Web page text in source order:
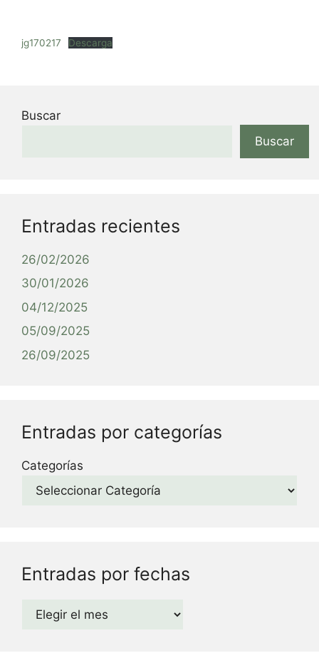
jg170217 Descarga
Buscar
Buscar
Entradas recientes
26/02/2026
30/01/2026
04/12/2025
05/09/2025
26/09/2025
Entradas por categorías
Categorías
Entradas por fechas
Archivos